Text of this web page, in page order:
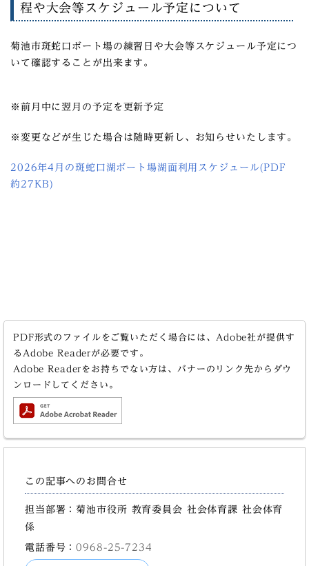
程や大会等スケジュール予定について
菊池市斑蛇口ボート場の練習日や大会等スケジュール予定につ
いて確認することが出来ます。
※前月中に翌月の予定を更新予定
※変更などが生じた場合は随時更新し、お知らせいたします。
2026年4月の斑蛇口湖ボート場湖面利用スケジュール(PDF
約27KB)
PDF形式のファイルをご覧いただく場合には、Adobe社が提供す
るAdobe Readerが必要です。
Adobe Readerをお持ちでない方は、バナーのリンク先からダウ
ンロードしてください。
この記事へのお問合せ
担当部署：菊池市役所 教育委員会 社会体育課 社会体育
係
電話番号：0968-25-7234